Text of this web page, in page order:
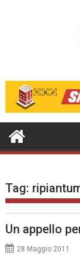
Tag:
Un appello
28 Maggio 2011